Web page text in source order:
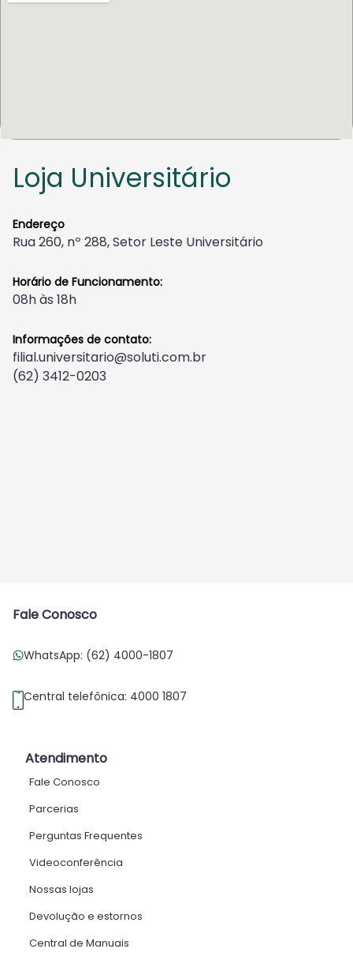
Loja Universitário
Endereço
Rua 260, nº 288, Setor Leste Universitário
Horário de Funcionamento:
08h às 18h
Informações de contato:
filial.universitario@soluti.com.br
(62) 3412-0203
Fale Conosco
WhatsApp: (62) 4000-1807
Central telefônica: 4000 1807
Atendimento
Fale Conosco
Parcerias
Perguntas Frequentes
Videoconferência
Nossas lojas
Devolução e estornos
Central de Manuais